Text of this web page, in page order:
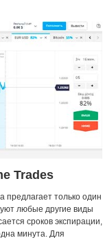
Trades
предлагает только один
любые другие виды
сроков экспирации,
минута. Для